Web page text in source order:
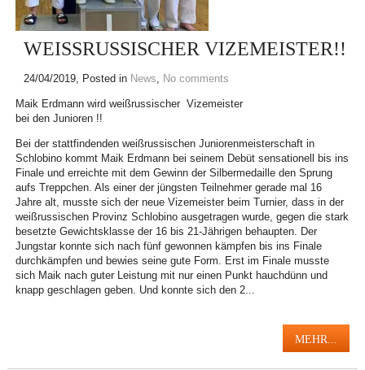
WEISSRUSSISCHER VIZEMEISTER!!
24/04/2019, Posted in News, No comments
Maik Erdmann wird weißrussischer Vizemeister
bei den Junioren !!
Bei der stattfindenden weißrussischen Juniorenmeisterschaft in
Schlobino kommt Maik Erdmann bei seinem Debüt sensationell bis ins
Finale und erreichte mit dem Gewinn der Silbermedaille den Sprung
aufs Treppchen. Als einer der jüngsten Teilnehmer gerade mal 16
Jahre alt, musste sich der neue Vizemeister beim Turnier, dass in der
weißrussischen Provinz Schlobino ausgetragen wurde, gegen die stark
besetzte Gewichtsklasse der 16 bis 21-Jährigen behaupten. Der
Jungstar konnte sich nach fünf gewonnen kämpfen bis ins Finale
durchkämpfen und bewies seine gute Form. Erst im Finale musste
sich Maik nach guter Leistung mit nur einen Punkt hauchdünn und
knapp geschlagen geben. Und konnte sich den 2...
MEHR...